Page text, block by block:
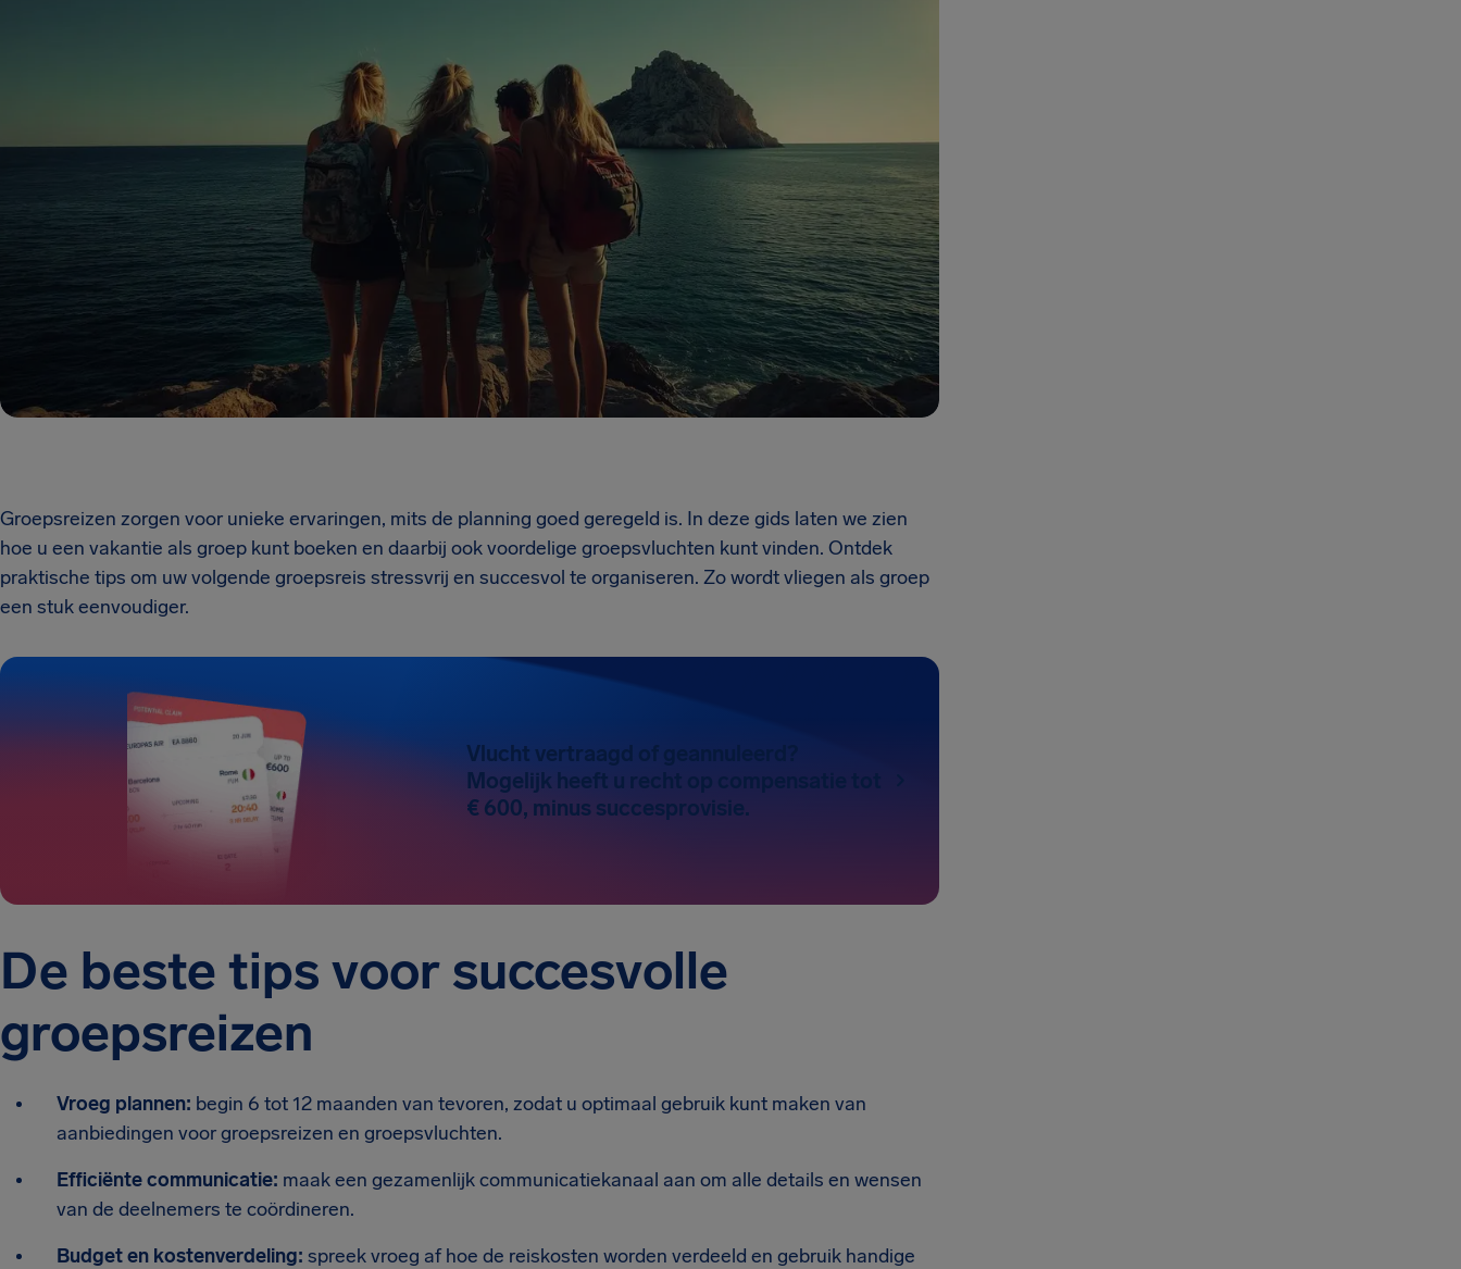
Groepsreizen zorgen voor unieke ervaringen, mits de planning goed geregeld is. In deze gids laten we zien
hoe u een vakantie als groep kunt boeken en daarbij ook voordelige groepsvluchten kunt vinden. Ontdek
praktische tips om uw volgende groepsreis stressvrij en succesvol te organiseren. Zo wordt vliegen als groep
een stuk eenvoudiger.
Vlucht vertraagd of geannuleerd?
Mogelijk heeft u recht op compensatie tot
€ 600, minus succesprovisie.
De beste tips voor succesvolle
groepsreizen
Vroeg plannen: begin 6 tot 12 maanden van tevoren, zodat u optimaal gebruik kunt maken van
aanbiedingen voor groepsreizen en groepsvluchten.
Efficiënte communicatie: maak een gezamenlijk communicatiekanaal aan om alle details en wensen
van de deelnemers te coördineren.
Budget en kostenverdeling: spreek vroeg af hoe de reiskosten worden verdeeld en gebruik handige